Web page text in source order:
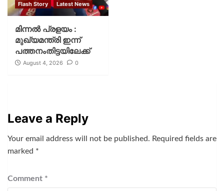
Flash Story Latest News
മിന്നല്‍ പ്രളയം :
മുഖ്യമന്ത്രി ഇന്ന്
പത്തനംതിട്ടയിലേക്ക്
August 4, 2026 0
Leave a Reply
Your email address will not be published. Required fields are
marked *
Comment *